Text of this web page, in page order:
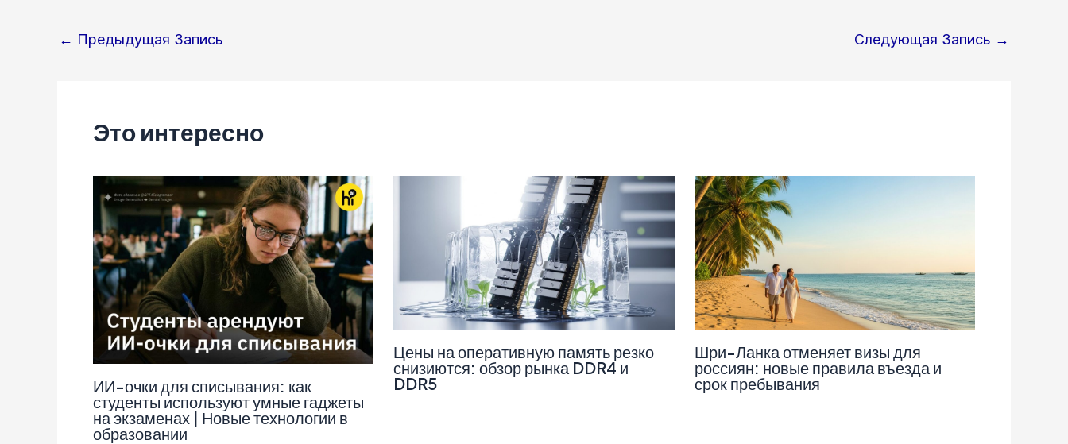
Навигация
← Предыдущая Запись Следующая Запись →
Это интересно
ИИ-очки для списывания: как
студенты используют умные гаджеты
на экзаменах | Новые технологии в
образовании
Цены на оперативную память резко
снизиются: обзор рынка DDR4 и
DDR5
Шри-Ланка отменяет визы для
россиян: новые правила въезда и
срок пребывания